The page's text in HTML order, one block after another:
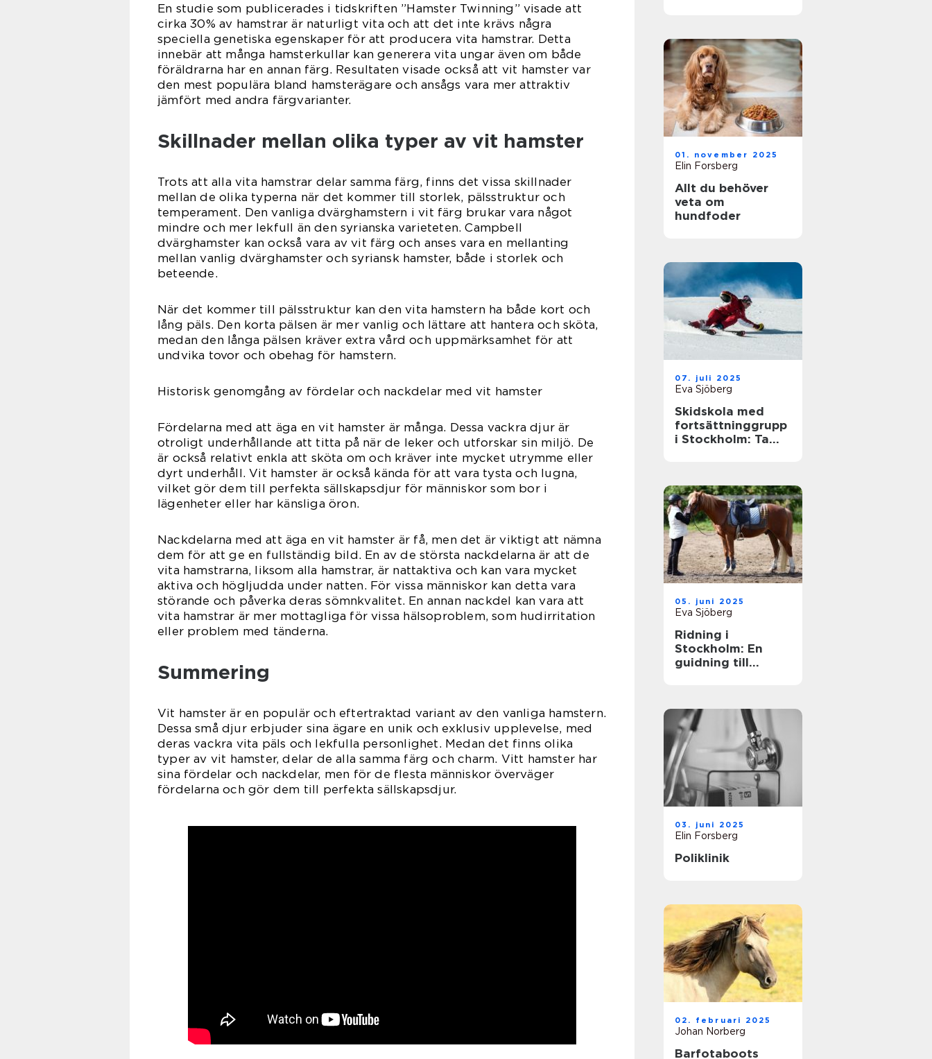
En studie som publicerades i tidskriften ”Hamster Twinning” visade att
cirka 30% av hamstrar är naturligt vita och att det inte krävs några
speciella genetiska egenskaper för att producera vita hamstrar. Detta
innebär att många hamsterkullar kan generera vita ungar även om både
föräldrarna har en annan färg. Resultaten visade också att vit hamster var
den mest populära bland hamsterägare och ansågs vara mer attraktiv
jämfört med andra färgvarianter.
Skillnader mellan olika typer av vit hamster
Trots att alla vita hamstrar delar samma färg, finns det vissa skillnader
mellan de olika typerna när det kommer till storlek, pälsstruktur och
temperament. Den vanliga dvärghamstern i vit färg brukar vara något
mindre och mer lekfull än den syrianska varieteten. Campbell
dvärghamster kan också vara av vit färg och anses vara en mellanting
mellan vanlig dvärghamster och syriansk hamster, både i storlek och
beteende.
När det kommer till pälsstruktur kan den vita hamstern ha både kort och
lång päls. Den korta pälsen är mer vanlig och lättare att hantera och sköta,
medan den långa pälsen kräver extra vård och uppmärksamhet för att
undvika tovor och obehag för hamstern.
Historisk genomgång av fördelar och nackdelar med vit hamster
Fördelarna med att äga en vit hamster är många. Dessa vackra djur är
otroligt underhållande att titta på när de leker och utforskar sin miljö. De
är också relativt enkla att sköta om och kräver inte mycket utrymme eller
dyrt underhåll. Vit hamster är också kända för att vara tysta och lugna,
vilket gör dem till perfekta sällskapsdjur för människor som bor i
lägenheter eller har känsliga öron.
Nackdelarna med att äga en vit hamster är få, men det är viktigt att nämna
dem för att ge en fullständig bild. En av de största nackdelarna är att de
vita hamstrarna, liksom alla hamstrar, är nattaktiva och kan vara mycket
aktiva och högljudda under natten. För vissa människor kan detta vara
störande och påverka deras sömnkvalitet. En annan nackdel kan vara att
vita hamstrar är mer mottagliga för vissa hälsoproblem, som hudirritation
eller problem med tänderna.
Summering
Vit hamster är en populär och eftertraktad variant av den vanliga hamstern.
Dessa små djur erbjuder sina ägare en unik och exklusiv upplevelse, med
deras vackra vita päls och lekfulla personlighet. Medan det finns olika
typer av vit hamster, delar de alla samma färg och charm. Vitt hamster har
sina fördelar och nackdelar, men för de flesta människor överväger
fördelarna och gör dem till perfekta sällskapsdjur.
01. november 2025
Elin Forsberg
Allt du behöver
veta om
hundfoder
07. juli 2025
Eva Sjöberg
Skidskola med
fortsättninggrupp
i Stockholm: Ta
05. juni 2025
Eva Sjöberg
Ridning i
Stockholm: En
guidning till
03. juni 2025
Elin Forsberg
Poliklinik
02. februari 2025
Johan Norberg
Barfotaboots